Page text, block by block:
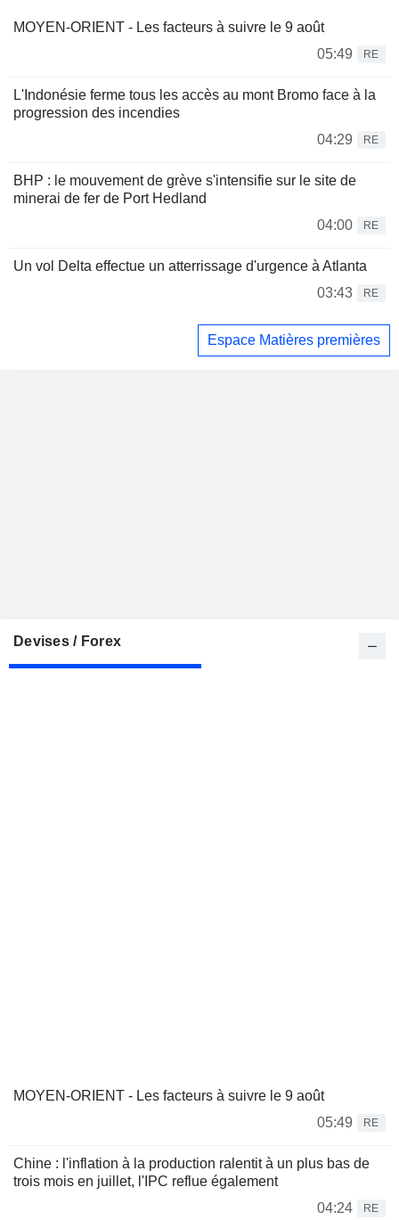
MOYEN-ORIENT - Les facteurs à suivre le 9 août
05:49
RE
L'Indonésie ferme tous les accès au mont Bromo face à la
progression des incendies
04:29
RE
BHP : le mouvement de grève s'intensifie sur le site de
minerai de fer de Port Hedland
04:00
RE
Un vol Delta effectue un atterrissage d'urgence à Atlanta
03:43
RE
Espace Matières premières
Devises / Forex
MOYEN-ORIENT - Les facteurs à suivre le 9 août
05:49
RE
Chine : l'inflation à la production ralentit à un plus bas de
trois mois en juillet, l'IPC reflue également
04:24
RE